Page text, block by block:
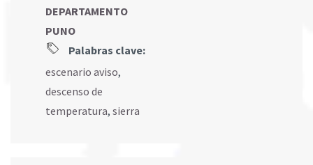
DEPARTAMENTO
PUNO
Palabras clave:
escenario aviso,
descenso de
temperatura, sierra